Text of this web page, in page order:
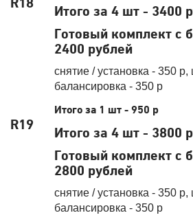
Итого за 4 шт - 3400
Готовый комплект с
2400 рублей
R19
снятие / установка - 350
балансировка - 350 р
Итого за 1 шт - 950 р
Итого за 4 шт - 3800
Готовый комплект с
2800 рублей
снятие / установка - 350
балансировка - 350 р